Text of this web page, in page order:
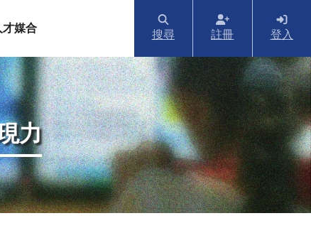
才媒合
搜尋 註冊 登入
力